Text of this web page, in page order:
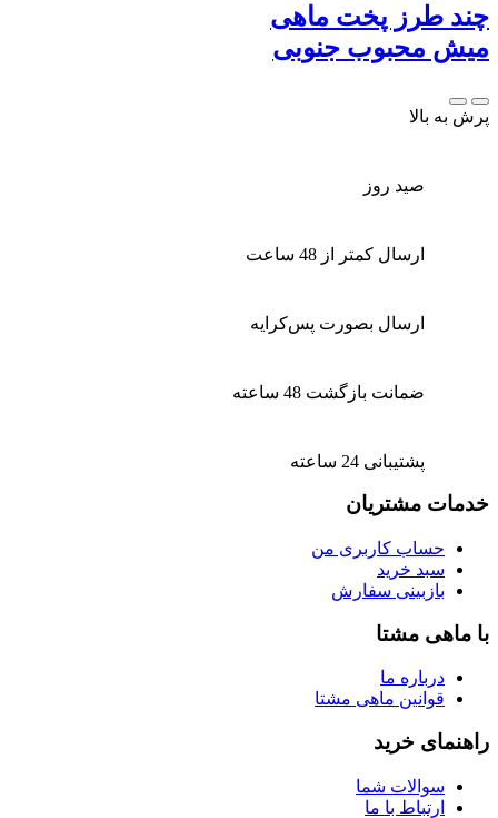
چند طرز پخت ماهی
میش محبوب جنوبی
پرش به بالا
صید روز
ارسال کمتر از 48 ساعت
ارسال بصورت پس‌کرایه
ضمانت بازگشت 48 ساعته
پشتیبانی 24 ساعته
خدمات مشتریان
حساب کاربری من
سبد خرید
بازبینی سفارش
با ماهی مشتا
درباره ما
قوانین ماهی مشتا
راهنمای خرید
سوالات شما
ارتباط با ما